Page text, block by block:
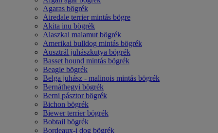
Agaras bögrék
Airedale terrier mintás bögre
Akita inu bögrék
Alaszkai malamut bögrék
Amerikai bulldog mintás bögrék
Ausztrál juhászkutya bögrék
Basset hound mintás bögrék
Beagle bögrék
Belga juhász - malinois mintás bögrék
Bernáthegyi bögrék
Berni pásztor bögrék
Bichon bögrék
Biewer terrier bögrék
Bobtail bögrék
Bordeaux-i dog bögrék